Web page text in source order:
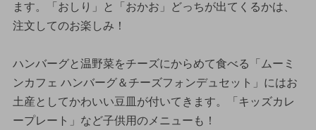
ます。「おしり」と「おかお」どっちが出てくるかは、
注文してのお楽しみ！
ハンバーグと温野菜をチーズにからめて食べる「ムーミ
ンカフェ ハンバーグ＆チーズフォンデュセット」にはお
土産としてかわいい豆皿が付いてきます。「キッズカレ
ープレート」など子供用のメニューも！